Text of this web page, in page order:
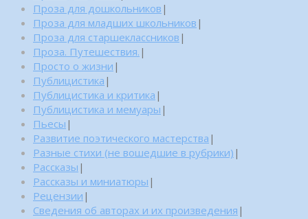
Проза для дошкольников |
Проза для младших школьников |
Проза для старшеклассников |
Проза. Путешествия. |
Просто о жизни |
Публицистика |
Публицистика и критика |
Публицистика и мемуары |
Пьесы |
Развитие поэтического мастерства |
Разные стихи (не вошедшие в рубрики) |
Рассказы |
Рассказы и миниатюры |
Рецензии |
Сведения об авторах и их произведения |